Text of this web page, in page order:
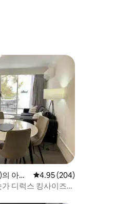
아파
평점 4.95점(5점 만점),
4.95 (204)
디럭스 킹사이즈